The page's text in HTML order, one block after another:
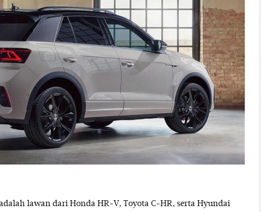
lawan dari Honda HR-V, Toyota C-HR, serta Hyundai